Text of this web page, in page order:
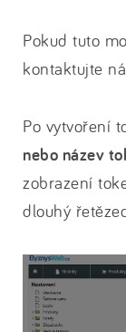
Pokud tuto
kontaktujte
Po vytvoření
nebo název
zobrazení
dlouhý